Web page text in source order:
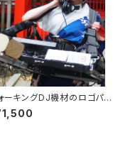
ーキングDJ機材のロゴパネ
載（半年）